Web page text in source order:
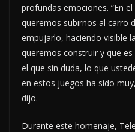
profundas emociones. “En
queremos subirnos al carro
empujarlo, haciendo visible
queremos construir y que
el que sin duda, lo que
en estos juegos ha sido
dijo.
Durante este homenaje,